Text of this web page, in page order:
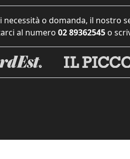
necessità o domanda, il nostro
al numero 02 89362545 o